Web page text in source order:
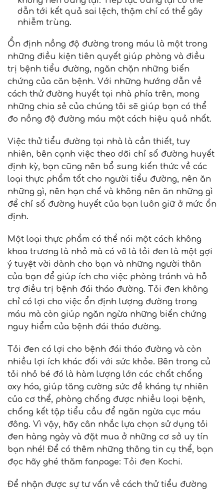
dẫn tới kết quả sai lệch, thậm chí có thể gây
nhiễm trùng.
Ổn định nồng độ đường trong máu là một trong
những điều kiện tiên quyết giúp phòng và điều
trị bệnh tiểu đường, ngăn chặn những biến
chứng của căn bệnh. Với những hướng dẫn về
cách thử đường huyết tại nhà phía trên, mong
những chia sẻ của chúng tôi sẽ giúp bạn có thể
đo nồng độ đường máu một cách hiệu quả nhất.
Việc thử tiểu đường tại nhà là cần thiết, tuy
nhiên, bên cạnh việc theo dõi chỉ số đường huyết
định kỳ, bạn cũng nên bổ sung kiến thức về các
loại thực phẩm tốt cho người tiểu đường, nên ăn
những gì, nên hạn chế và không nên ăn những gì
để chỉ số đường huyết của bạn luôn giữ ở mức ổn
định.
Một loại thực phẩm có thể nói một cách không
khoa trương là nhỏ mà có võ là tỏi đen là một gợi
ý tuyệt vời dành cho bạn và những người thân
của bạn để giúp ích cho việc phòng tránh và hỗ
trợ điều trị bệnh đái tháo đường. Tỏi đen không
chỉ có lợi cho việc ổn định lượng đường trong
máu mà còn giúp ngăn ngừa những biến chứng
nguy hiểm của bệnh đái tháo đường.
Tỏi đen có lợi cho bệnh đái tháo đường và còn
nhiều lợi ích khác đối với sức khỏe. Bên trong củ
tỏi nhỏ bé đó là hàm lượng lớn các chất chống
oxy hóa, giúp tăng cường sức đề kháng tự nhiên
của cơ thể, phòng chống được nhiều loại bệnh,
chống kết tập tiểu cầu để ngăn ngừa cục máu
đông. Vì vậy, hãy cân nhắc lựa chọn sử dụng tỏi
đen hàng ngày và đặt mua ở những cơ sở uy tín
bạn nhé! Để có thêm những thông tin cụ thể, bạn
đọc hãy ghé thăm fanpage: Tỏi đen Kochi.
Để nhận được sự tư vấn về cách thử tiểu đường